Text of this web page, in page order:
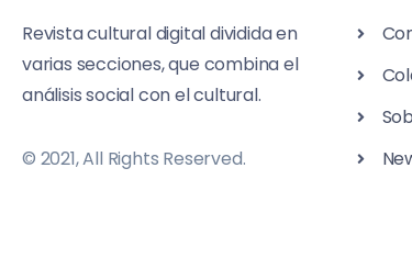
Revista cultural digital dividida en
varias secciones, que combina el
análisis social con el cultural.
© 2021, All Rights Reserved.